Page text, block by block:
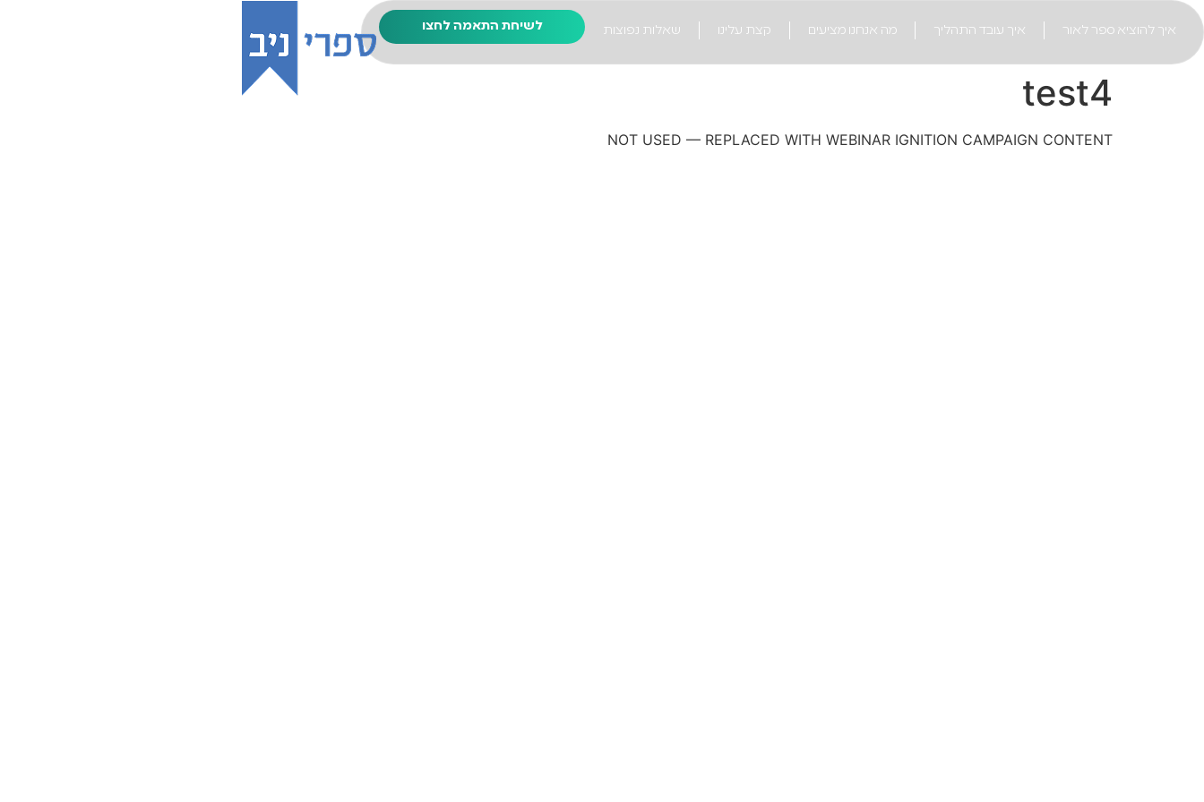
לתוכן
איך להוציא ספר לאור איך עובד התהליך מה אנחנו מציעים קצת עלינו שאלות נפוצות לשיחת התאמה לחצו
test4
NOT USED — REPLACED WITH WEBINAR IGNITION CAMPAIGN CONTENT